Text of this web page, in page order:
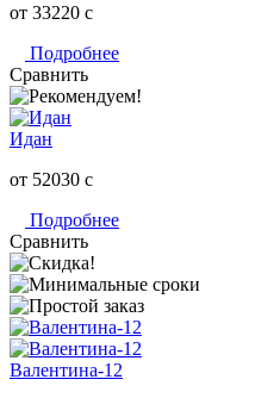
от 33220 c
Подробнее
Сравнить
Идан
от 52030 c
Подробнее
Сравнить
Валентина-12